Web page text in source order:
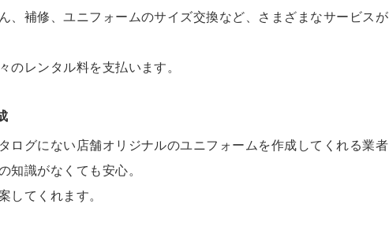
、補修、ユニフォームのサイズ交換など、さまざまなサービスが
のレンタル料を支払います。
ログにない店舗オリジナルのユニフォームを作成してくれる業者
知識がなくても安心。
してくれます。